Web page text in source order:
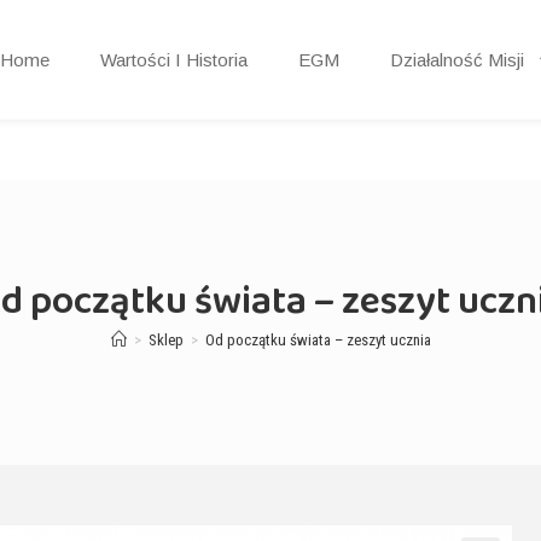
Home Wartości I Historia EGM Działalność Misji
początku świata – zeszyt
> Sklep > Od początku świata – zeszyt ucznia